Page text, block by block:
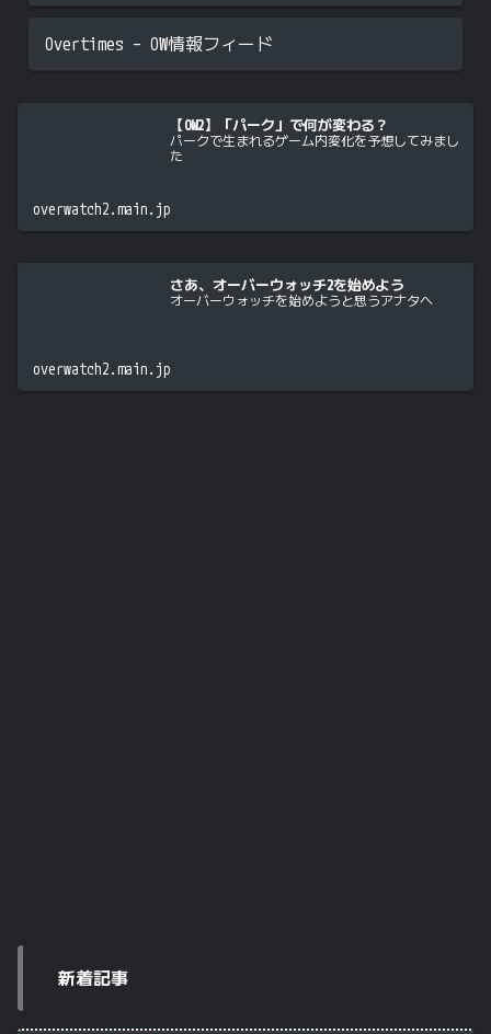
Overtimes – OW情報フィード
【OW2】「パーク」で何が変わる？
パークで生まれるゲーム内変化を予想してみまし
た
overwatch2.main.jp
さあ、オーバーウォッチ2を始めよう
オーバーウォッチを始めようと思うアナタへ
overwatch2.main.jp
新着記事